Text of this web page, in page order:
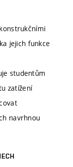
jejich funkce
studentům
zatížení
navrhnou